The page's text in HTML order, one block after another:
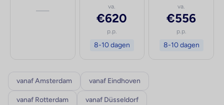
— va.
€620
p.p.
8-10 dagen
va.
€556
p.p.
8-10 dagen
vanaf Amsterdam vanaf Eindhoven
vanaf Rotterdam vanaf Düsseldorf